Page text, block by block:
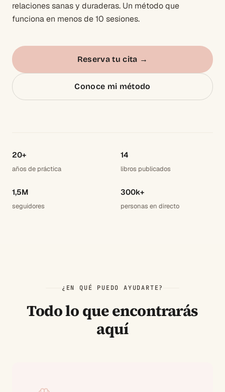
relaciones sanas y duraderas. Un método que
funciona en menos de 10 sesiones.
Reserva tu cita →
Conoce mi método
20+
años de práctica
14
libros publicados
1,5M
seguidores
300k+
personas en directo
¿EN QUÉ PUEDO AYUDARTE?
Todo lo que encontrarás
aquí